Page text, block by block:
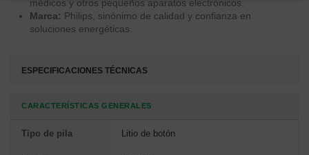
médicos y otros pequeños aparatos electrónicos.
Marca: Philips, sinónimo de calidad y confianza en
soluciones energéticas.
ESPECIFICACIONES TÉCNICAS
CARACTERÍSTICAS GENERALES
Tipo de pila Litio de botón